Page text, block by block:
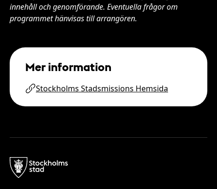
innehåll och genomförande. Eventuella frågor om
programmet hänvisas till arrangören.
Mer information
Stockholms Stadsmissions Hemsida